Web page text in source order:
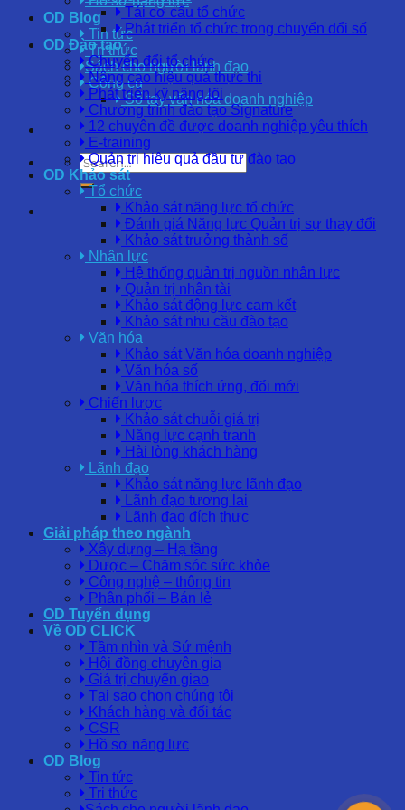
OD Blog
Tin tức
Tri thức
Sách cho người lãnh đạo
Công cụ
Sổ tay văn hóa doanh nghiệp
Tái cơ cấu tổ chức
Phát triển tổ chức trong chuyển đổi số
OD Đào tạo
Chuyển đổi tổ chức
Nâng cao hiệu quả thực thi
Phát triển kỹ năng lõi
Chương trình đào tạo Signature
12 chuyên đề được doanh nghiệp yêu thích
E-training
Quản trị hiệu quả đầu tư đào tạo
OD Khảo sát
Tổ chức
Khảo sát năng lực tổ chức
Đánh giá Năng lực Quản trị sự thay đổi
Khảo sát trưởng thành số
Nhân lực
Hệ thống quản trị nguồn nhân lực
Quản trị nhân tài
Khảo sát động lực cam kết
Khảo sát nhu cầu đào tạo
Văn hóa
Khảo sát Văn hóa doanh nghiệp
Văn hóa số
Văn hóa thích ứng, đổi mới
Chiến lược
Khảo sát chuỗi giá trị
Năng lực cạnh tranh
Hài lòng khách hàng
Lãnh đạo
Khảo sát năng lực lãnh đạo
Lãnh đạo tương lai
Lãnh đạo đích thực
Giải pháp theo ngành
Xây dựng – Hạ tầng
Dược – Chăm sóc sức khỏe
Công nghệ – thông tin
Phân phối – Bán lẻ
OD Tuyển dụng
Về OD CLICK
Tầm nhìn và Sứ mệnh
Hội đồng chuyên gia
Giá trị chuyển giao
Tại sao chọn chúng tôi
Khách hàng và đối tác
CSR
Hồ sơ năng lực
OD Blog
Tin tức
Tri thức